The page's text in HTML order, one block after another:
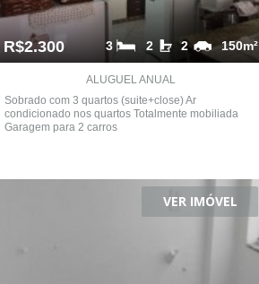
R$2.300 150m²
2
2
3
ALUGUEL ANUAL
Sobrado com 3 quartos (suite+close) Ar
condicionado nos quartos Totalmente mobiliada
Garagem para 2 carros
VER IMÓVEL